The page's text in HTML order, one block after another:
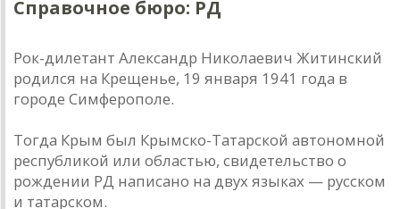
Справочное бюро: РД
Рок-дилетант Александр Николаевич Житинский
родился на Крещенье, 19 января 1941 года в
городе Симферополе.
Тогда Крым был Крымско-Татарской автономной
республикой или областью, свидетельство о
рождении РД написано на двух языках — русском
и татарском.